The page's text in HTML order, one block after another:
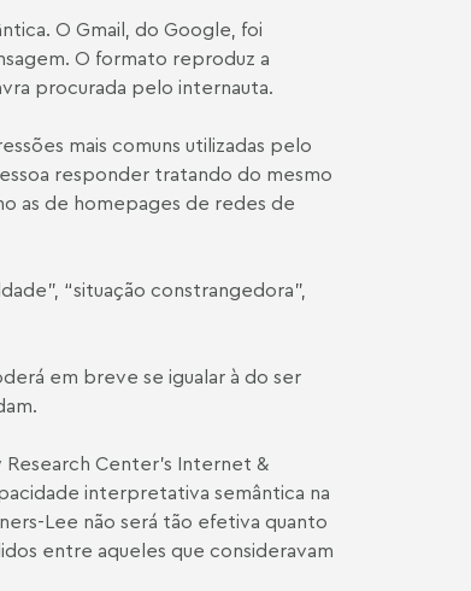
O Gmail, do Google, foi
O formato reproduz a
procurada pelo internauta.
mais comuns utilizadas pelo
responder tratando do mesmo
as de homepages de redes de
“situação constrangedora”,
em breve se igualar à do ser
Center’s Internet &
interpretativa semântica na
Lee não será tão efetiva quanto
entre aqueles que consideravam